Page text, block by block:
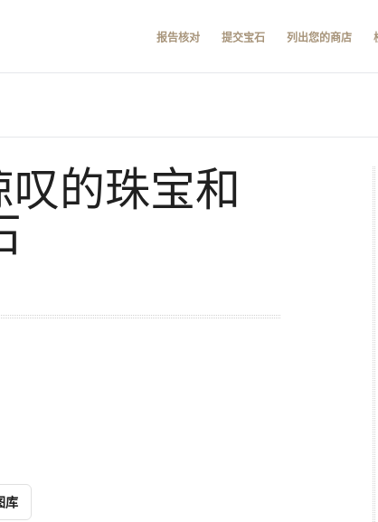
报告核对 提交宝石 列出您的商店
叹的珠宝和
库